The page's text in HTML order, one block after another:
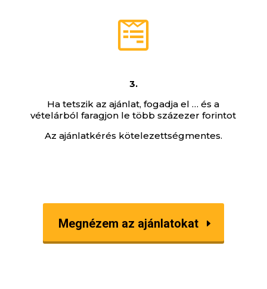

3.
Ha tetszik az ajánlat, fogadja el … és a
vételárból faragjon le több százezer forintot
Az ajánlatkérés kötelezettségmentes.
Megnézem az ajánlatokat